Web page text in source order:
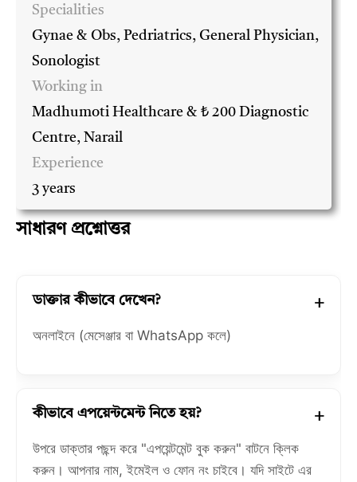
Specialities
Gynae & Obs, Pedriatrics, General Physician,
Sonologist
Working in
Madhumoti Healthcare & ₺ 200 Diagnostic
Centre, Narail
Experience
3 years
সাধারণ প্রশ্নোত্তর
ডাক্তার কীভাবে দেখেন?
অনলাইনে (মেসেঞ্জার বা WhatsApp কলে)
কীভাবে এপয়েন্টমেন্ট নিতে হয়?
উপরে ডাক্তার পছন্দ করে "এপয়েন্টমেন্ট বুক করুন" বাটনে ক্লিক
করুন। আপনার নাম, ইমেইল ও ফোন নং চাইবে। যদি সাইটে এর